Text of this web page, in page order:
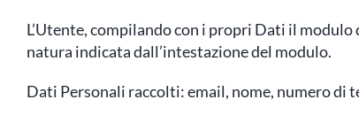
L’Utente, compilando con i propri Dati il
natura indicata dall’intestazione del modulo.
Dati Personali raccolti: email, nome, numero di